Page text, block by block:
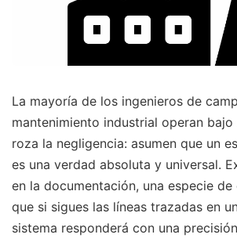
La mayoría de los ingenieros de
mantenimiento industrial operan bajo
roza la negligencia: asumen que un
es una verdad absoluta y universal.
en la documentación, una especie
que si sigues las líneas trazadas en
sistema responderá con una